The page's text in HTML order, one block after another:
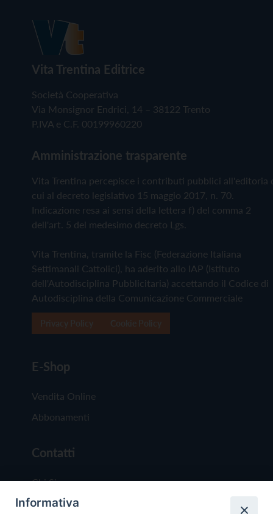
Vita Trentina Editrice
Società Cooperativa
Via Monsignor Endrici, 14 – 38122 Trento
P.IVA e C.F. 00199960220
Amministrazione trasparente
Vita Trentina percepisce i contributi pubblici all'editoria
cui al decreto legislativo 15 maggio 2017, n. 70.
Indicazione resa ai sensi della lettera f) del comma 2
dell'art. 5 del medesimo decreto Lgs.
Vita Trentina, tramite la Fisc (Federazione Italiana
Settimanali Cattolici), ha aderito allo IAP (Istituto
dell'Autodisciplina Pubblicitaria) accettando il Codice di
Autodisciplina della Comunicazione Commerciale
E-Shop
Vendita Online
Abbonamenti
Contatti
Chi Siamo
Redazione
Informativa